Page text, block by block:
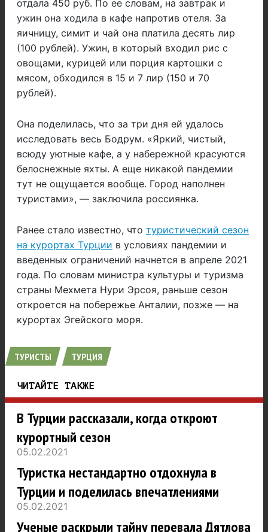
отдала 450 руб. По ее словам, на завтрак и
ужин она ходила в кафе напротив отеля. За
яичницу, симит и чай она платила десять лир
(100 рублей). Ужин, в который входил рис с
овощами, курицей или порция картошки с
мясом, обходился в 15 и 7 лир (150 и 70
рублей).
Она поделилась, что за три дня ей удалось
исследовать весь Бодрум. «Яркий, чистый,
всюду уютные кафе, а у набережной красуются
белоснежные яхты. А еще никакой пандемии
тут не ощущается вообще. Город наполнен
туристами», — заключила россиянка.
Ранее стало известно, что туристический сезон
на курортах Турции в условиях пандемии и
введенных ограничений начнется в апреле 2021
года. По словам министра культуры и туризма
страны Мехмета Нури Эрсоя, раньше сезон
откроется на побережье Анталии, позже — на
курортах Эгейского моря.
ТУРИСТЫ ТУРЦИЯ
ЧИТАЙТЕ ТАКЖЕ
В Турции рассказали, когда откроют
курортный сезон
05.02.2021
Туристка нестандартно отдохнула в
Турции и поделилась впечатлениями
05.02.2021
Ученые раскрыли тайну перевала Дятлова